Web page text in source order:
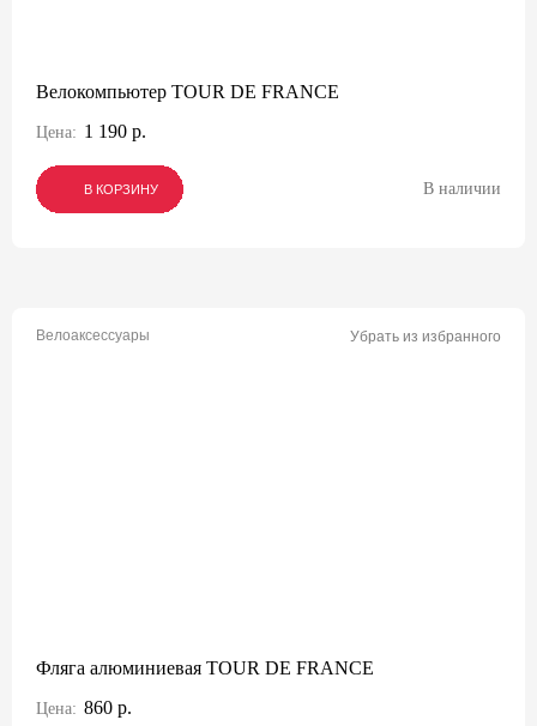
Велокомпьютер TOUR DE FRANCE
Цена: 1 190 р.
В КОРЗИНУ
В КОРЗИНУ
В КОРЗИНУ В наличии
Велоаксессуары Убрать из избранного
Фляга алюминиевая TOUR DE FRANCE
Цена: 860 р.